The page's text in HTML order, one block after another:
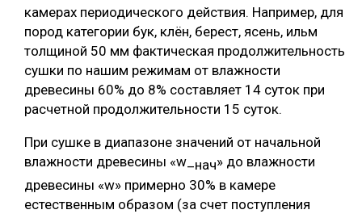
камерах периодического действия. Например, для
пород категории бук, клён, берест, ясень, ильм
толщиной 50 мм фактическая продолжительность
сушки по нашим режимам от влажности
древесины 60% до 8% составляет 14 суток при
расчетной продолжительности 15 суток.
При сушке в диапазоне значений от начальной
влажности древесины «w_ нач» до влажности
древесины «w» примерно 30% в камере
естественным образом (за счет поступления